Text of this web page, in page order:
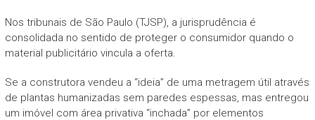
Nos tribunais de São Paulo (TJSP), a jurisprudência é
consolidada no sentido de proteger o consumidor quando o
material publicitário vincula a oferta.
Se a construtora vendeu a “ideia” de uma metragem útil através
de plantas humanizadas sem paredes espessas, mas entregou
um imóvel com área privativa “inchada” por elementos